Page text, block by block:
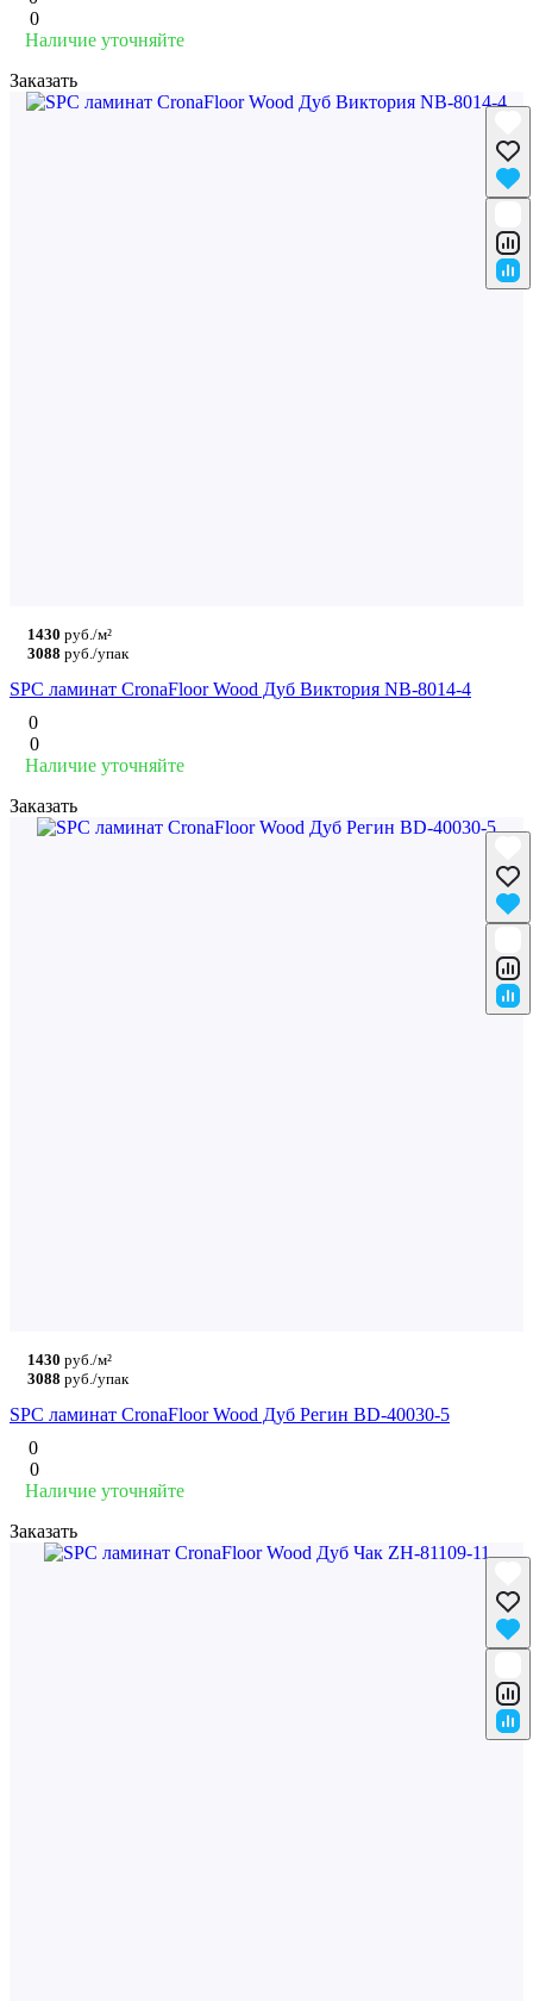
0
Наличие уточняйте
Заказать
1430 руб./м²
3088 руб./упак
SPC ламинат CronaFloor Wood Дуб Виктория NB-8014-4
0
0
Наличие уточняйте
Заказать
1430 руб./м²
3088 руб./упак
SPC ламинат CronaFloor Wood Дуб Регин BD-40030-5
0
0
Наличие уточняйте
Заказать